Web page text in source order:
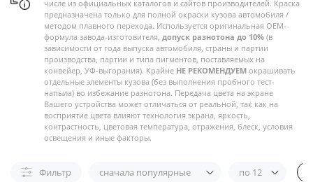
числе из официальных каталогов и сайтов производителей. Краска
предназначена только для полной окраски кузова автомобиля /
методом плавного перехода. Используется оригинальная OEM-
формула завода-изготовителя, допуск разнотона до 10% (в
зависимости от года выпуска автомобиля, страны и партии
производства, партии и типа пигментов, поставляемых на
конвейер, УФ-выгорания). Крайне НЕ РЕКОМЕНДУЕМ окрашивать
отдельные элементы кузова (без выполнения пробного тест-
напыла) во избежание разнотона. Передача цвета на экране
Вашего устройства может отличаться от реальной, так как на
восприятие цвета влияют технология экрана, яркость,
контрастность, цветовая температура, отражения, блеск, условия
освещения и иные факторы.
Фильтр сначала популярные по 12